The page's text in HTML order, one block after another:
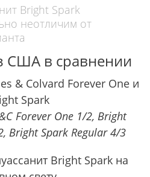
Bright Spark
неотличим от
США в сравнении
Forever One 1/2, Bright
Bright Spark Regular 4/3